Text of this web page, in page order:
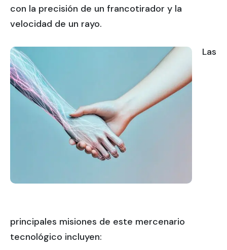
con la precisión de un francotirador y la
velocidad de un rayo.
Las
principales misiones de este mercenario
tecnológico incluyen: